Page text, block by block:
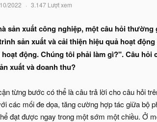
2022 3.147 Lượt xem
sản xuất công nghiệp, một câu hỏi
sản xuất và cải thiện hiệu quả hoạt
động. Chúng tôi phải làm gì?". Câu
xuất và doanh thu?
từng bước có thể là câu trả lời cho câu hỏi
các mối đe dọa, tăng cường hợp tác giữa bộ
đạt được ngay trong một sớm một chiều. Ở